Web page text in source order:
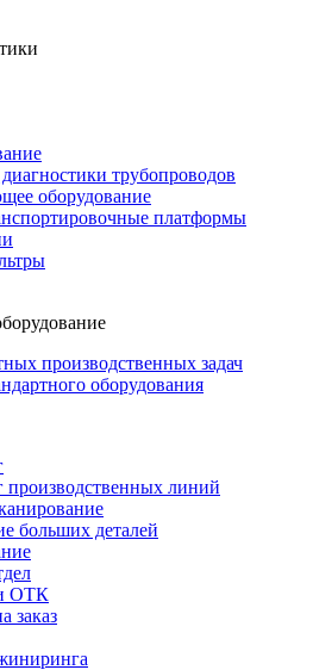
трубопроводов
оборудование
платформы
производственных задач
оборудования
линий
больших деталей
ОТК
заказ